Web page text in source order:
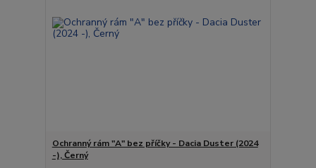
Ochranný rám "A" bez příčky - Dacia Duster (2024
-), Černý